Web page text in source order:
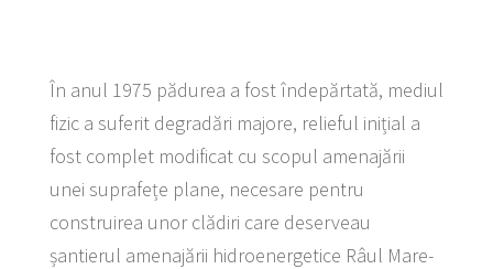
În anul 1975 pădurea a fost îndepărtată, mediul
fizic a suferit degradări majore, relieful inițial a
fost complet modificat cu scopul amenajării
unei suprafețe plane, necesare pentru
construirea unor clădiri care deserveau
șantierul amenajării hidroenergetice Râul Mare-